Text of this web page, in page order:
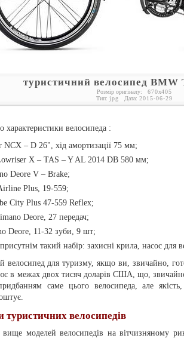
туристичний велосипед BMW
Розмір оригіналу: 670x405
Тип: jpg Дата: 2015-06-29
характеристики велосипеда :
NCX – D 26", хід амортизації 75 мм;
X – TAS – Y AL 2014 DB 580 мм;
Deore V – Brakе;
Plus, 19-559;
City Plus 47-559 Reflex;
Deore, 27 передач;
Deore, 11-32 зуби, 9 шт;
такий набір: захисні крила, насос для
велосипед для туризму, якщо ви, звичайно,
в межах двох тисяч доларів США, що,
саме цього велосипеда, але
туристичних велосипедів
моделей велосипедів на вітчизняному